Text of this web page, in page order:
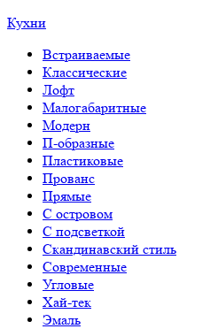
Кухни
Встраиваемые
Классические
Лофт
Малогабаритные
Модерн
П-образные
Пластиковые
Прованс
Прямые
С островом
С подсветкой
Скандинавский стиль
Современные
Угловые
Хай-тек
Эмаль